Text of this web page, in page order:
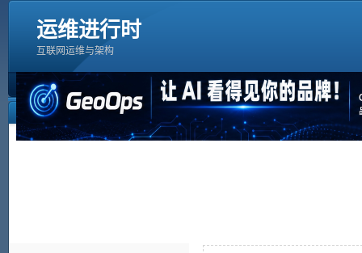
运维进行时
互联网运维与架构